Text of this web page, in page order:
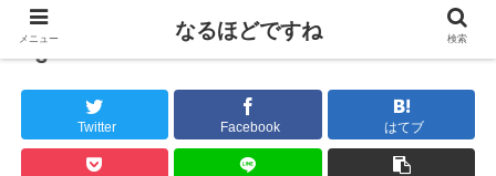
3
Twitter Facebook はてブ
メニュー なるほどですね 検索